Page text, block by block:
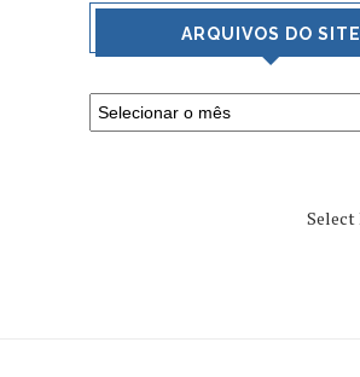
ARQUIVOS DO SITE
Select